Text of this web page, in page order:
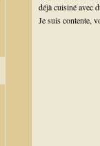
déjà cuisiné avec
Je suis contente,